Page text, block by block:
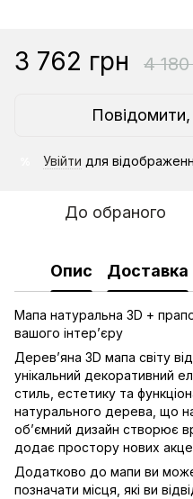
3 762 грн 4
Увійти для
До обраного
Опис Доставка
Мапа натуральна 3D +
вашого інтер’єру
Дерев’яна 3D мапа світу
унікальний декоративний
стиль, естетику та
натурального дерева, що
об’ємний дизайн створює
додає простору нових
Додатково до мапи ви
позначати місця, які ви